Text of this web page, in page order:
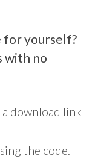
yourself?
with no
download link
the code.